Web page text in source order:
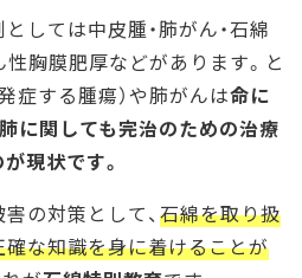
しては中皮腫・肺がん・石綿
性胸膜肥厚などがあります。と
症する腫瘍）や肺がんは命に
に関しても完治のための治療
現状です。
の対策として、 石綿を取り扱
な知識を身に着けることが